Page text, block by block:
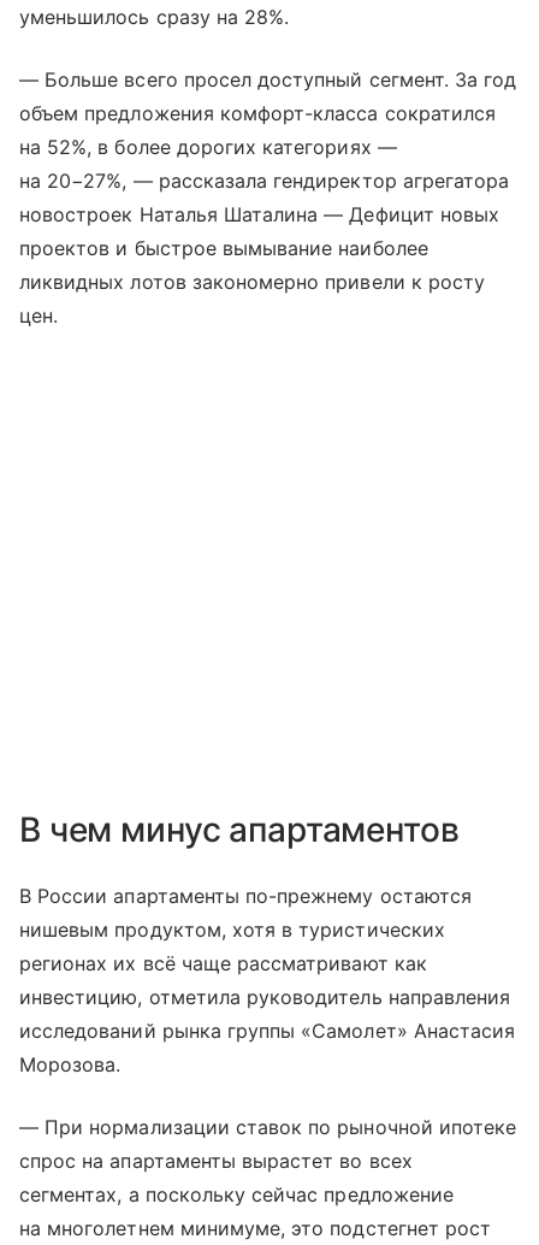
уменьшилось сразу на 28%.
— Больше всего просел доступный сегмент. За год
объем предложения комфорт-класса сократился
на 52%, в более дорогих категориях —
на 20−27%, — рассказала гендиректор агрегатора
новостроек Наталья Шаталина — Дефицит новых
проектов и быстрое вымывание наиболее
ликвидных лотов закономерно привели к росту
цен.
В чем минус апартаментов
В России апартаменты по-прежнему остаются
нишевым продуктом, хотя в туристических
регионах их всё чаще рассматривают как
инвестицию, отметила руководитель направления
исследований рынка группы «Самолет» Анастасия
Морозова.
— При нормализации ставок по рыночной ипотеке
спрос на апартаменты вырастет во всех
сегментах, а поскольку сейчас предложение
на многолетнем минимуме, это подстегнет рост